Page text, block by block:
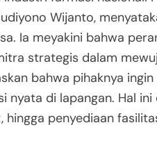
Wijanto,
Ia meyakini bahwa
strategis dalam
bahwa pihaknya
nyata di lapangan. Hal
hingga penyediaan